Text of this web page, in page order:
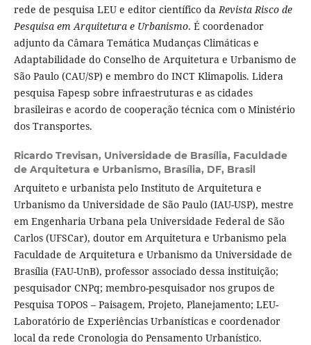
rede de pesquisa LEU e editor científico daRevista Risco de
Pesquisa em Arquitetura e Urbanismo. É coordenador
adjunto da Câmara Temática Mudanças Climáticas e
Adaptabilidade do Conselho de Arquitetura e Urbanismo de
São Paulo (CAU/SP) e membro do INCT Klimapolis. Lidera
pesquisa Fapesp sobre infraestruturas e as cidades
brasileiras e acordo de cooperação técnica com o Ministério
dos Transportes.
Ricardo Trevisan, Universidade de Brasília, Faculdade
de Arquitetura e Urbanismo, Brasília, DF, Brasil
Arquiteto e urbanista pelo Instituto de Arquitetura e
Urbanismo da Universidade de São Paulo (IAU-USP), mestre
em Engenharia Urbana pela Universidade Federal de São
Carlos (UFSCar), doutor em Arquitetura e Urbanismo pela
Faculdade de Arquitetura e Urbanismo da Universidade de
Brasília (FAU-UnB), professor associado dessa instituição;
pesquisador CNPq; membro-pesquisador nos grupos de
Pesquisa TOPOS – Paisagem, Projeto, Planejamento; LEU-
Laboratório de Experiências Urbanísticas e coordenador
local da rede Cronologia do Pensamento Urbanístico.